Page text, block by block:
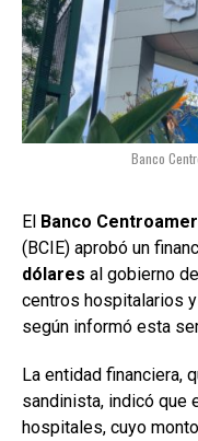
Banco
El Banco
(BCIE) aprobó un
dólares al gobierno
centros hospitalarios
según informó esta
La entidad financiera,
sandinista, indicó que
hospitales, cuyo